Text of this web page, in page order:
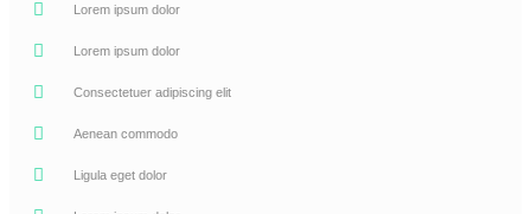
Lorem ipsum dolor
Lorem ipsum dolor
Consectetuer adipiscing elit
Aenean commodo
Ligula eget dolor